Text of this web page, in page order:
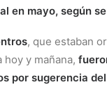
en mayo, según
, que estaban
y mañana,
por sugerencia